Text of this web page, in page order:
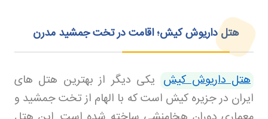
هتل داریوش کیش؛ اقامت در تخت جمشید مدرن
هتل داریوش کیش یکی دیگر از بهترین هتل های
ایران در جزیره کیش است که با الهام از تخت جمشید و